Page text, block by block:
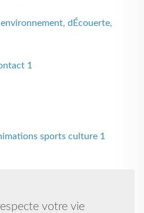
votre vie
dÉcouerte,
1
sports culture 1